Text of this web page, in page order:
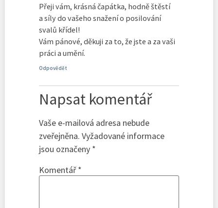
Přeji vám, krásná čapátka, hodně štěstí
a síly do vašeho snažení o posilování
svalů křídel!
Vám pánové, děkuji za to, že jste a za vaši
práci a umění.
Odpovědět
Napsat komentář
Vaše e-mailová adresa nebude
zveřejněna. Vyžadované informace
jsou označeny *
Komentář*